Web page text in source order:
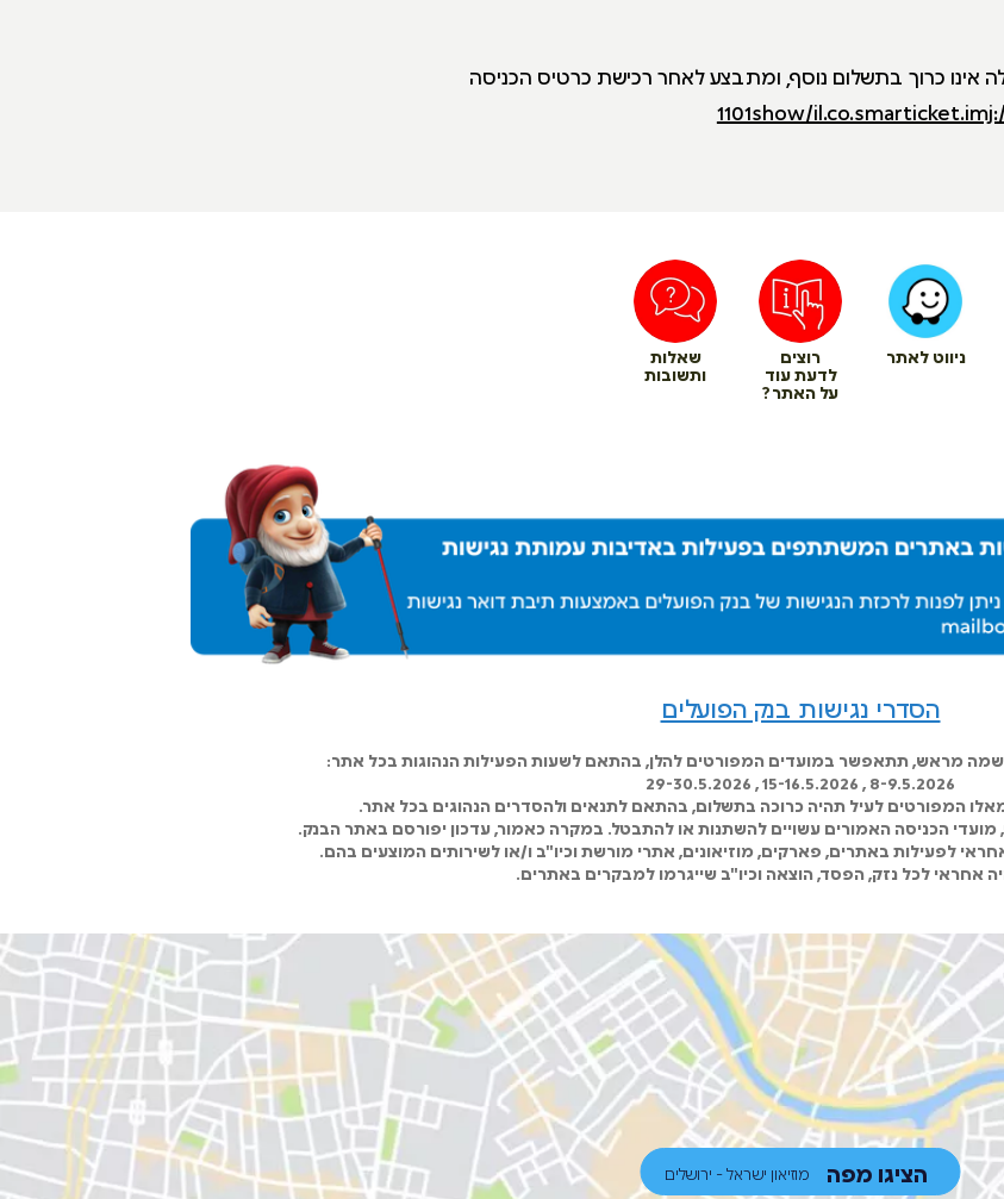
אינו כרוך בתשלום נוסף, ומתבצע לאחר רכישת כרטיס הכניסה
ניווט לאתר רוצים
לדעת עוד
על האתר?
שאלות
ותשובות
הסדרי נגישות בנק הפועלים
מראש, תתאפשר במועדים המפורטים להלן, בהתאם לשעות הפעילות הנהוגות בכל אתר:
8-9.5.2026 , 15-16.5.2026 , 29-30.5.2026
המפורטים לעיל תהיה כרוכה בתשלום, בהתאם לתנאים ולהסדרים הנהוגים בכל אתר.
מועדי הכניסה האמורים עשויים להשתנות או להתבטל. במקרה כאמור, עדכון יפורסם באתר הבנק.
לפעילות באתרים, פארקים, מוזיאונים, אתרי מורשת וכיו"ב ו/או לשירותים המוצעים בהם.
אחראי לכל נזק, הפסד, הוצאה וכיו"ב שייגרמו למבקרים באתרים.
הציגו מפה מוזיאון ישראל - ירושלים